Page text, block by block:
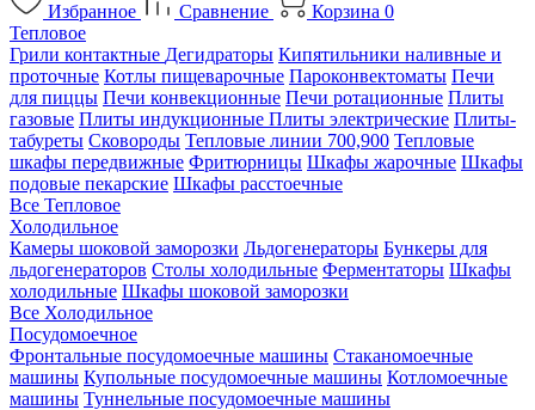
Избранное Сравнение Корзина 0
Тепловое
Грили контактные Дегидраторы Кипятильники наливные и
проточные Котлы пищеварочные Пароконвектоматы Печи
для пиццы Печи конвекционные Печи ротационные Плиты
газовые Плиты индукционные Плиты электрические Плиты-
табуреты Сковороды Тепловые линии 700,900 Тепловые
шкафы передвижные Фритюрницы Шкафы жарочные Шкафы
подовые пекарские Шкафы расстоечные
Все Тепловое
Холодильное
Камеры шоковой заморозки Льдогенераторы Бункеры для
льдогенераторов Столы холодильные Ферментаторы Шкафы
холодильные Шкафы шоковой заморозки
Все Холодильное
Посудомоечное
Фронтальные посудомоечные машины Стаканомоечные
машины Купольные посудомоечные машины Котломоечные
машины Туннельные посудомоечные машины